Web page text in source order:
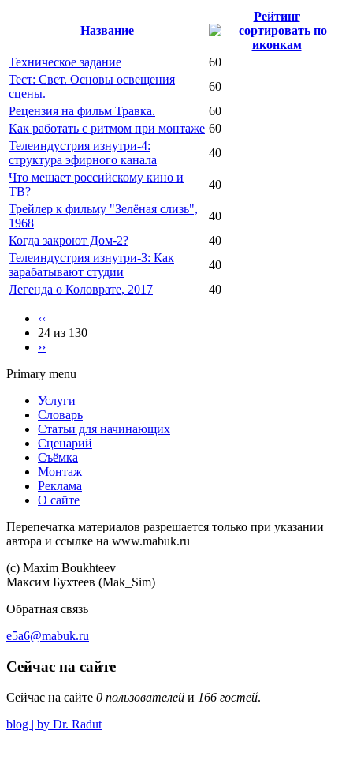
Название
Рейтинг
Техническое задание
60
Тест: Свет. Основы освещения
сцены.
60
Рецензия на фильм Травка.
60
Как работать с ритмом при монтаже 60
Телеиндустрия изнутри-4:
структура эфирного канала
40
Что мешает российскому кино и
ТВ?
40
Трейлер к фильму "Зелёная слизь",
1968
40
Когда закроют Дом-2?
40
Телеиндустрия изнутри-3: Как
зарабатывают студии
40
Легенда о Коловрате, 2017
40
‹‹
24 из 130
››
Primary menu
Услуги
Словарь
Статьи для начинающих
Сценарий
Съёмка
Монтаж
Реклама
О сайте
Перепечатка материалов разрешается только при указании
автора и ссылке на www.mabuk.ru
(c) Maхim Boukhteev
Максим Бухтеев (Mak_Sim)
Обратная связь
e5a6@mabuk.ru
Сейчас на сайте
Сейчас на сайте 0 пользователей и 166 гостей.
blog | by Dr. Radut